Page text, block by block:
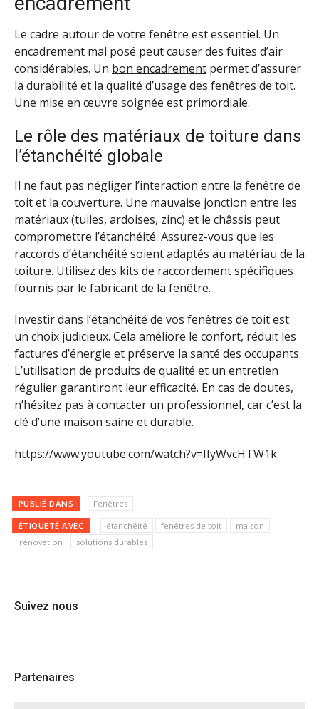
Le cadre autour de votre fenêtre est essentiel. Un
encadrement mal posé peut causer des fuites d’air
considérables. Un bon encadrement permet d’assurer
la durabilité et la qualité d’usage des fenêtres de toit.
Une mise en œuvre soignée est primordiale.
Le rôle des matériaux de toiture dans
l’étanchéité globale
Il ne faut pas négliger l’interaction entre la fenêtre de
toit et la couverture. Une mauvaise jonction entre les
matériaux (tuiles, ardoises, zinc) et le châssis peut
compromettre l’étanchéité. Assurez-vous que les
raccords d’étanchéité soient adaptés au matériau de la
toiture. Utilisez des kits de raccordement spécifiques
fournis par le fabricant de la fenêtre.
Investir dans l’étanchéité de vos fenêtres de toit est
un choix judicieux. Cela améliore le confort, réduit les
factures d’énergie et préserve la santé des occupants.
L’utilisation de produits de qualité et un entretien
régulier garantiront leur efficacité. En cas de doutes,
n’hésitez pas à contacter un professionnel, car c’est la
clé d’une maison saine et durable.
https://www.youtube.com/watch?v=IIyWvcHTW1k
PUBLIÉ DANS Fenêtres
ÉTIQUETÉ AVEC étanchéité fenêtres de toit
maison
rénovation
solutions durables
Suivez nous
Partenaires